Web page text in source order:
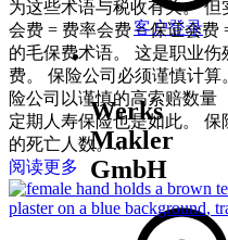
客户登录
关于我们
Werks
Makler
GmbH
为这些术语与税收有关。
会费 = 费率会费 = 保证会费
的毛保费术语。 这是职业
费。 保险公司必须谨慎计
险公司以谨慎的高索赔数量
定期人寿保险也是如此。
的死亡人数。...
阅读更多